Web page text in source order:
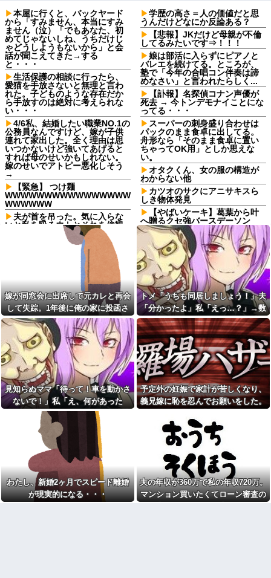
本屋に行くと、バックヤード
から「すみません、本当にすみ
ません（泣）「でもあなた、初
めてじゃないしね、うちだけじ
ゃどうしようもないから」と会
話が聞こえてきた→する
と・・・
生活保護の相談に行ったら、
愛猫を手放さないと無理と言わ
れた。子どものような存在だか
ら手放すのは絶対に考えられな
い・・・
4/6私、結婚したい職業NO.1の
公務員なんですけど、嫁が子供
連れて家出した。全く理由は思
いつかないけど強いてあげると
すれば母のせいかもしれない。
嫁のせいでアトピー悪化しそう
→
【緊急】 つけ麺
WWWWWWWWWWWWWWWW
WWWWWW
夫が首を吊った。気に入らな
いと私を殴るウトとそれを傍観
するトメに生活費をくれない
夫…地獄の義実家をでて離婚し
ようとしたら…夫にはとんでも
赤信号で追突してきた加害女
性、降りてこず謝罪ポーズ
→「わざとじゃないのに保険使
うの！？」と大号泣ｗｗ被害者
の私を悪者扱いし、旦那まで
「妻を...
妻が事故に遭い下半身が不自
由に。ローンで5000万円を組ん
でバリアフリーの家を建てた。
だが俺には作戦があった
私は中2女子です。現在不登校
で、主にお金のかからない家事
を担当してます
結婚適齢期の頃、同棲失敗し
て婚約破棄になった。人と一緒
に暮らすのが向いてないらし
く、なんとかしたい...
管理会社「エレベーターホー
ルでは遊ばせないでください」
私「うちの子じゃないんですけ
ど…」→まさかの展開になり…
イケメンな男子が出てくるゲ
ームに浸かってた。2年前にオタ
趣味を卒業してから私生活にや
る気がなくなって焦ってる
学歴の高さ＝人の価値だと思
うんだけどなにか反論ある？
【悲報】JKだけど母親が不倫
してるみたいです⇒！！！
娘は部活に入らずにピアノと
バレエを続けてる。ところが、
塾で「今年の合唱コン伴奏は諦
めなさい」と言われたらしく...
【訃報】名探偵コナン声優が
死去 → 今トンデモナイことにな
ってる・・・
スーパーの刺身盛り合わせは
パックのまま食卓に出してる。
舟形なら「そのまま食卓に置い
ちゃってOK用」としか思えな
い。
オタクくん、女の服の構造が
わからない他
カツオのサクにアニサキスら
しき物体発見
【やばいケーキ】葛葉から叶
へ贈るクセ強バースデーソン
グ：甘いよりは美味いヤヴァイ
ケーキ
【悲報】カルビーさん、白黒
包装にした結果4週連続売上減
友人「子供の頃、誕生日とク
リスマスとお年玉を一緒にされ
て本当に嫌だった！」と毎年愚
痴ってたのに……結婚式と入籍
を誕生日と同じ日に決定！←い
や、毎年の愚痴は何だったんだ
よ！？
スープカレー流行期にジャガ
イモ煮崩れでドロドロの「大惨
事カレー」を錬成してしまった
私、怒る母「こんなのスープカ
レーじゃない！」→私「作り直
す？」→母「捨てるの禁止！」
という逃げ場ゼロで理不尽すぎ
た
自動車学校で。俺「ここ一時
け！」→指示どおり進んだ直
後、バイクと衝突してしまい…
やった事を私に逐一報告して
「お義姉さん凄いです」と言う
まで解放してくれない義兄嫁。
そんな義兄嫁のこと、今日でさ
らに嫌いになりました。その理
由→
マジでこれだけは日本製じゃ
嫁が同窓会に出席して元カレと再会
して失踪。1年後に俺の家に投函さ
れたものがこれ...
トメ「うちも同居しましょう！」夫
「分かったよ」私「えっ…？」→数
カ月後、夫が笑顔で語った同居計画
の中身にトメ絶句…
見知らぬママ「待って！車を動かさ
ないで！」私「え、何があった
の！？」→慌てて降りると園長先生
が激怒していて…
予定外の妊娠で家計が苦しくなり、
義兄嫁に恥を忍んでお願いをした。
わたし、新婚2ヶ月でスピード離婚
が現実的になる・・・
夫の年収が360万で私の年収720万。
マンション買いたくてローン審査の